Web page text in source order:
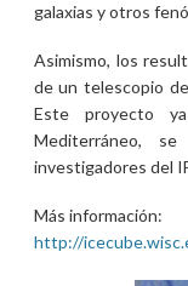
galaxias y otros
Asimismo, los
de un telescopio
Este proyecto
Mediterráneo,
investigadores del
Más información:
http://